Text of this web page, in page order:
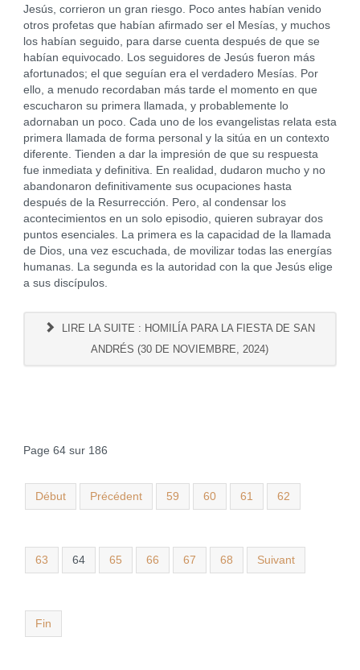
Jesús, corrieron un gran riesgo. Poco antes habían venido
otros profetas que habían afirmado ser el Mesías, y muchos
los habían seguido, para darse cuenta después de que se
habían equivocado. Los seguidores de Jesús fueron más
afortunados; el que seguían era el verdadero Mesías. Por
ello, a menudo recordaban más tarde el momento en que
escucharon su primera llamada, y probablemente lo
adornaban un poco. Cada uno de los evangelistas relata esta
primera llamada de forma personal y la sitúa en un contexto
diferente. Tienden a dar la impresión de que su respuesta
fue inmediata y definitiva. En realidad, dudaron mucho y no
abandonaron definitivamente sus ocupaciones hasta
después de la Resurrección. Pero, al condensar los
acontecimientos en un solo episodio, quieren subrayar dos
puntos esenciales. La primera es la capacidad de la llamada
de Dios, una vez escuchada, de movilizar todas las energías
humanas. La segunda es la autoridad con la que Jesús elige
a sus discípulos.
LIRE LA SUITE : HOMILÍA PARA LA FIESTA DE SAN
ANDRÉS (30 DE NOVIEMBRE, 2024)
Page 64 sur 186
Début Précédent 59 60 61 62
63 64 65 66 67 68 Suivant
Fin